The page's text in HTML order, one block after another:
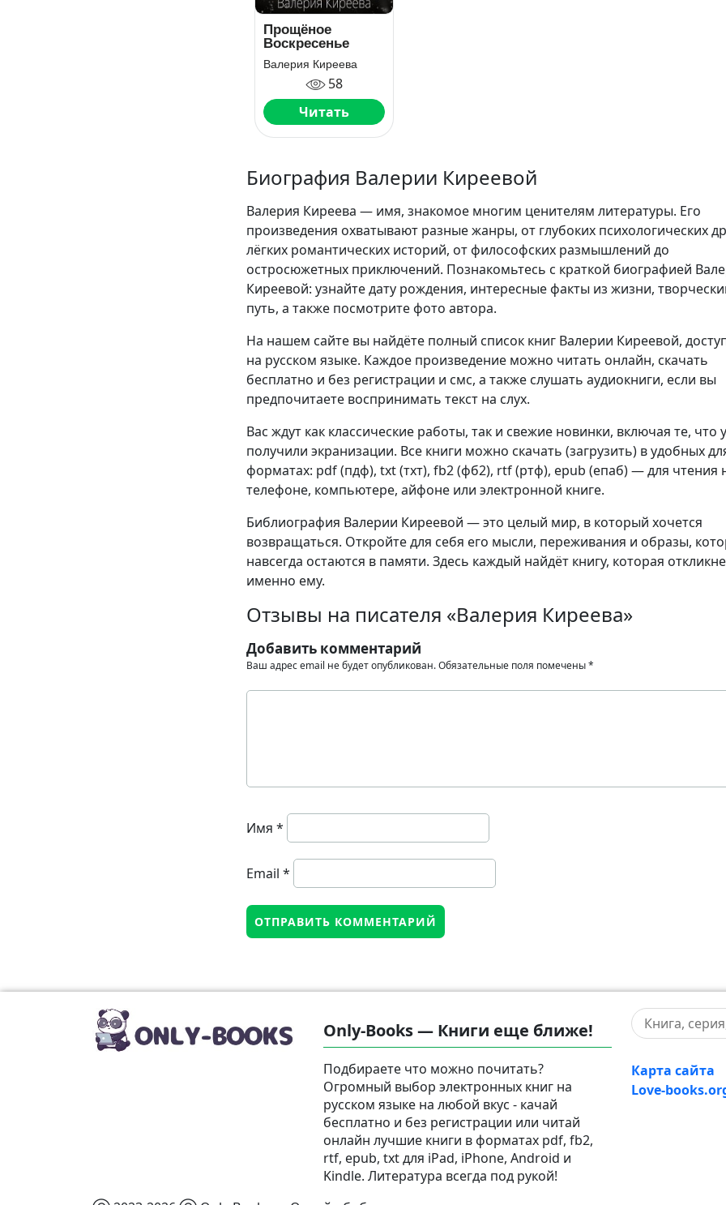
Прощёное
Воскресенье
Валерия Киреева
58
Читать
Биография Валерии Киреевой
Валерия Киреева — имя, знакомое многим ценителям литературы. Его
произведения охватывают разные жанры, от глубоких психологических
лёгких романтических историй, от философских размышлений до
остросюжетных приключений. Познакомьтесь с краткой биографией
Киреевой: узнайте дату рождения, интересные факты из жизни,
путь, а также посмотрите фото автора.
На нашем сайте вы найдёте полный список книг Валерии Киреевой,
на русском языке. Каждое произведение можно читать онлайн, скачать
бесплатно и без регистрации и смс, а также слушать аудиокниги, если вы
предпочитаете воспринимать текст на слух.
Вас ждут как классические работы, так и свежие новинки, включая те, что
получили экранизации. Все книги можно скачать (загрузить) в удобных
форматах: pdf (пдф), txt (тхт), fb2 (фб2), rtf (ртф), epub (епаб) — для чтения
телефоне, компьютере, айфоне или электронной книге.
Библиография Валерии Киреевой — это целый мир, в который хочется
возвращаться. Откройте для себя его мысли, переживания и образы,
навсегда остаются в памяти. Здесь каждый найдёт книгу, которая
именно ему.
Отзывы на писателя «Валерия Киреева»
Добавить комментарий
Ваш адрес email не будет опубликован.Обязательные поля помечены*
Имя *
Email *
Only-Books — Книги еще ближе!
Подбираете что можно почитать?
Огромный выбор электронных книг на
русском языке на любой вкус - качай
бесплатно и без регистрации или читай
онлайн лучшие книги в форматах pdf, fb2,
rtf, epub, txt для iPad, iPhone, Android и
Kindle. Литература всегда под рукой!
Карта сайта
Love-